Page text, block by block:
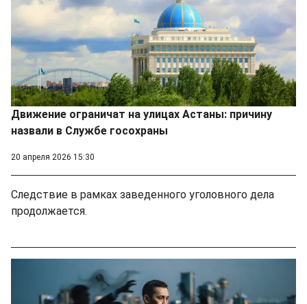
Движение ограничат на улицах Астаны: причину
назвали в Службе госохраны
20 апреля 2026 15:30
Следствие в рамках заведенного уголовного дела
продолжается.